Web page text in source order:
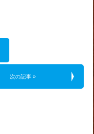
次の記事 »